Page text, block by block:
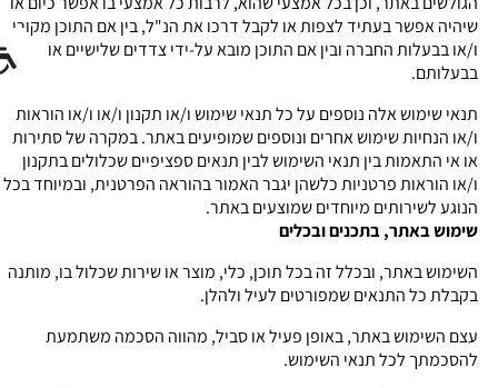
שיהיה אפשר בעתיד לצפות או לקבל דרכו את הנ"ל, בין אם התוכן מקורי
ו/או בבעלות החברה ובין אם התוכן מובא על-ידי צדדים שלישיים או
בבעלותם.
תנאי שימוש אלה נוספים על כל תנאי שימוש ו/או תקנון ו/או ו/או הוראות
ו/או הנחיות שימוש אחרים ונוספים שמופיעים באתר. במקרה של סתירות
או אי התאמות בין תנאי השימוש לבין תנאים ספציפיים שכלולים בתקנון
ו/או הוראות פרטניות כלשהן יגבר האמור בהוראה הפרטנית, ובמיוחד בכל
הנוגע לשירותים מיוחדים שמוצעים באתר.
שימוש באתר, בתכנים ובכלים
השימוש באתר, ובכלל זה בכל תוכן, כלי, מוצר או שירות שכלול בו, מותנה
בקבלת כל התנאים שמפורטים לעיל ולהלן.
עצם השימוש באתר, באופן פעיל או סביל, מהווה הסכמה משתמעת
להסכמתך לכל תנאי השימוש.